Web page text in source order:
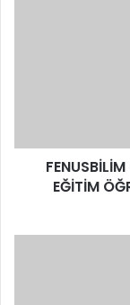
EĞİTİM